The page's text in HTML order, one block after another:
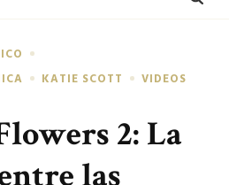
KATIE SCOTT VIDEOS
2: La
las